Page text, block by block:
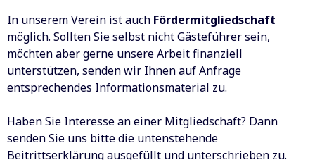
In unserem Verein ist auch Fördermitgliedschaft
möglich. Sollten Sie selbst nicht Gästeführer sein,
möchten aber gerne unsere Arbeit finanziell
unterstützen, senden wir Ihnen auf Anfrage
entsprechendes Informationsmaterial zu.
Haben Sie Interesse an einer Mitgliedschaft? Dann
senden Sie uns bitte die untenstehende
Beitrittserklärung ausgefüllt und unterschrieben zu.